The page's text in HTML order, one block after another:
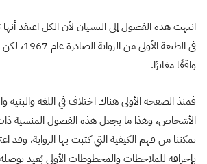
انتهت هذه الفصول إلى النسيان لأن الكل اعتقد أنها
في الطبعة
واقعًا مغايرًا.
فمنذ الصفحة الأولى هناك اختلاف في اللغة
الأشخاص، وهذا ما يجعل هذه الفصول المنسية ذات
تمكننا من فهم الكيفية التي كتبت بها الرواية، وقد
بإحراقه للملاحظات والمخطوطات الأولى بُعيد